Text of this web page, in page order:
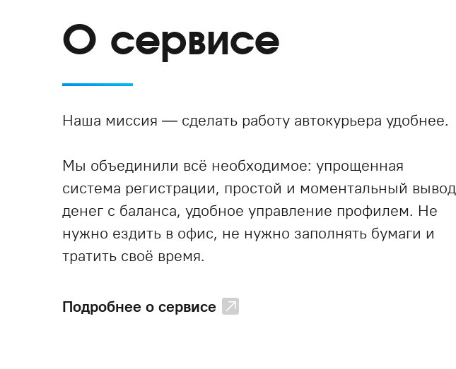
О сервисе
Наша миссия — сделать работу автокурьера удобнее.
Мы объединили всё необходимое: упрощенная
система регистрации, простой и моментальный вывод
денег с баланса, удобное управление профилем. Не
нужно ездить в офис, не нужно заполнять бумаги и
тратить своё время.
Подробнее о сервисе